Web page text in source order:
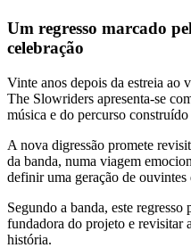
Um regresso marcado
celebração
Vinte anos depois da estreia
The Slowriders apresenta-se
música e do percurso
A nova digressão promete
da banda, numa viagem
definir uma geração de ouvintes
Segundo a banda, este regresso
fundadora do projeto e revisitar
história.